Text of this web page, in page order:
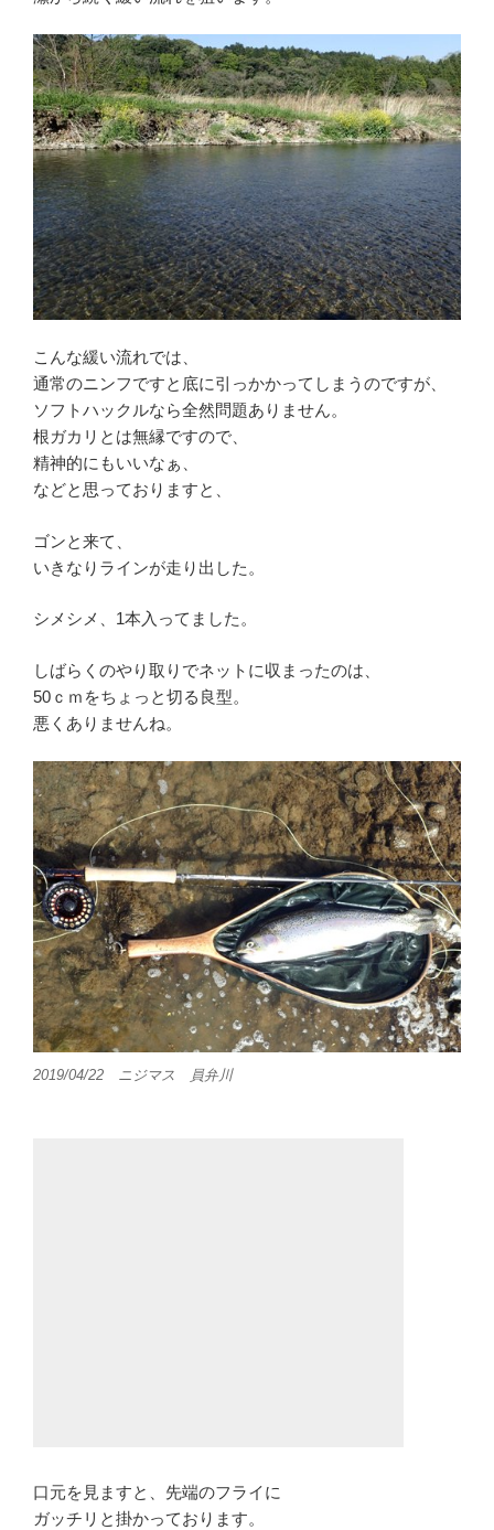
こんな緩い流れでは、
通常のニンフですと底に引っかかってしまうのですが、
ソフトハックルなら全然問題ありません。
根ガカリとは無縁ですので、
精神的にもいいなぁ、
などと思っておりますと、
ゴンと来て、
いきなりラインが走り出した。
シメシメ、1本入ってました。
しばらくのやり取りでネットに収まったのは、
50ｃｍをちょっと切る良型。
悪くありませんね。
2019/04/22 ニジマス 員弁川
口元を見ますと、先端のフライに
ガッチリと掛かっております。